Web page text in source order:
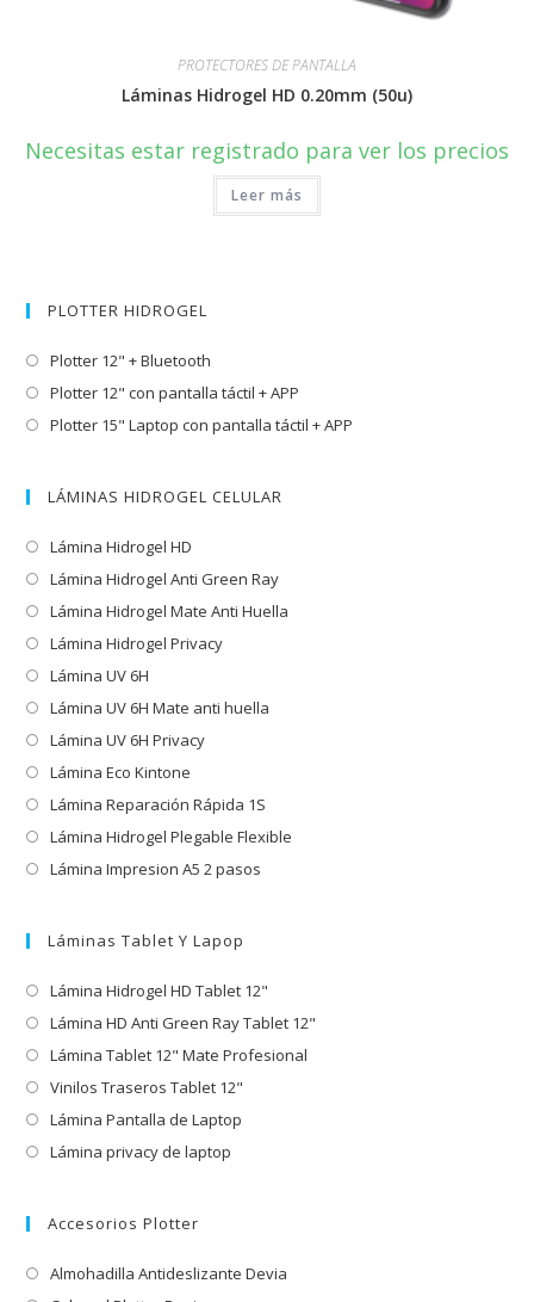
PROTECTORES DE PANTALLA
Láminas Hidrogel HD 0.20mm (50u)
Necesitas estar registrado para ver los precios
Leer más
PLOTTER HIDROGEL
Plotter 12" + Bluetooth
Plotter 12" con pantalla táctil + APP
Plotter 15" Laptop con pantalla táctil + APP
LÁMINAS HIDROGEL CELULAR
Lámina Hidrogel HD
Lámina Hidrogel Anti Green Ray
Lámina Hidrogel Mate Anti Huella
Lámina Hidrogel Privacy
Lámina UV 6H
Lámina UV 6H Mate anti huella
Lámina UV 6H Privacy
Lámina Eco Kintone
Lámina Reparación Rápida 1S
Lámina Hidrogel Plegable Flexible
Lámina Impresion A5 2 pasos
Láminas Tablet Y Lapop
Lámina Hidrogel HD Tablet 12"
Lámina HD Anti Green Ray Tablet 12"
Lámina Tablet 12" Mate Profesional
Vinilos Traseros Tablet 12"
Lámina Pantalla de Laptop
Lámina privacy de laptop
Accesorios Plotter
Almohadilla Antideslizante Devia